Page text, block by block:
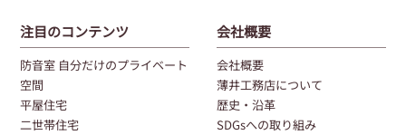
注目のコンテンツ
防音室 自分だけのプライベート
空間
平屋住宅
二世帯住宅
会社概要
会社概要
薄井工務店について
歴史・沿革
SDGsへの取り組み